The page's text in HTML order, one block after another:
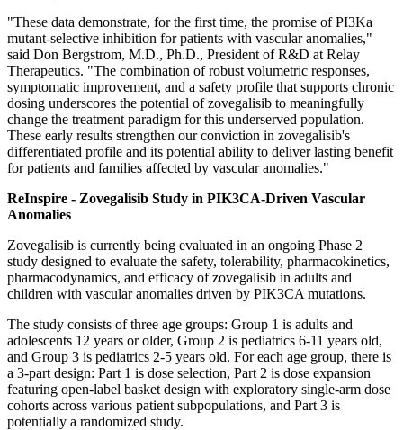
"These data demonstrate, for the first time, the promise of PI3Ka
mutant-selective inhibition for patients with vascular anomalies,"
said Don Bergstrom, M.D., Ph.D., President of R&D at Relay
Therapeutics. "The combination of robust volumetric responses,
symptomatic improvement, and a safety profile that supports chronic
dosing underscores the potential of zovegalisib to meaningfully
change the treatment paradigm for this underserved population.
These early results strengthen our conviction in zovegalisib's
differentiated profile and its potential ability to deliver lasting benefit
for patients and families affected by vascular anomalies."
ReInspire - Zovegalisib Study in PIK3CA-Driven Vascular
Anomalies
Zovegalisib is currently being evaluated in an ongoing Phase 2
study designed to evaluate the safety, tolerability, pharmacokinetics,
pharmacodynamics, and efficacy of zovegalisib in adults and
children with vascular anomalies driven by PIK3CA mutations.
The study consists of three age groups: Group 1 is adults and
adolescents 12 years or older, Group 2 is pediatrics 6-11 years old,
and Group 3 is pediatrics 2-5 years old. For each age group, there is
a 3-part design: Part 1 is dose selection, Part 2 is dose expansion
featuring open-label basket design with exploratory single-arm dose
cohorts across various patient subpopulations, and Part 3 is
potentially a randomized study.